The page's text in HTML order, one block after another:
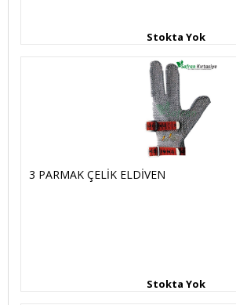
Stokta Yok
3 PARMAK ÇELİK ELDİVEN
Stokta Yok